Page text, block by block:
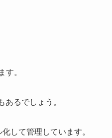
。
るでしょう。
して管理しています。